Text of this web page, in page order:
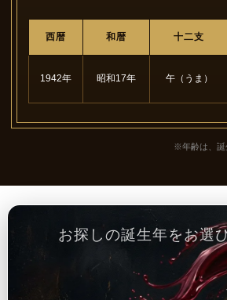
西暦 和暦 十二支
1942年 昭和17年 午（うま）
※年齢は、誕
お探しの誕生年をお選